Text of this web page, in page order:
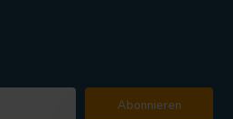
Abonnieren